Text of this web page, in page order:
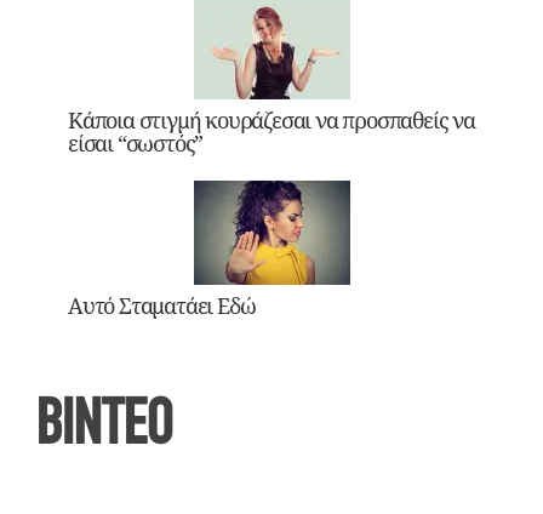
Κάποια στιγμή κουράζεσαι να προσπαθείς να
είσαι “σωστός”
Αυτό Σταματάει Εδώ
ΒΙΝΤΕΟ